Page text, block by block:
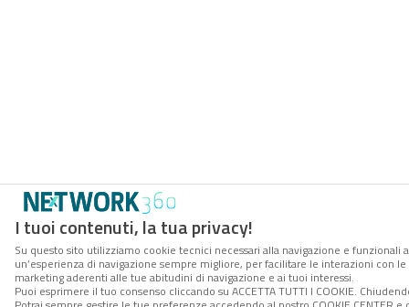
I tuoi contenuti, la tua privacy!
Su questo sito utilizziamo cookie tecnici necessari alla navigazione e
un’esperienza di navigazione sempre migliore, per facilitare le interazioni con
marketing aderenti alle tue abitudini di navigazione e ai tuoi interessi.
Puoi esprimere il tuo consenso cliccando su ACCETTA TUTTI I COOKIE.